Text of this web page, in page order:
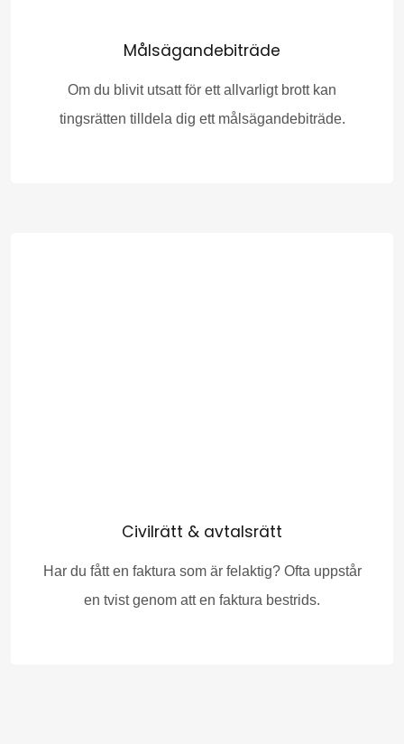
Målsägandebiträde
Om du blivit utsatt för ett allvarligt brott kan
tingsrätten tilldela dig ett målsägandebiträde.
Civilrätt & avtalsrätt
Har du fått en faktura som är felaktig? Ofta uppstår
en tvist genom att en faktura bestrids.